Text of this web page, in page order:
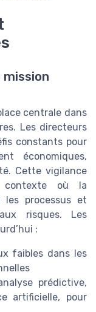
mission
centrale dans
Les directeurs
constants pour
économiques,
Cette vigilance
contexte où la
les processus et
risques. Les
:
faibles dans les
prédictive,
artificielle, pour